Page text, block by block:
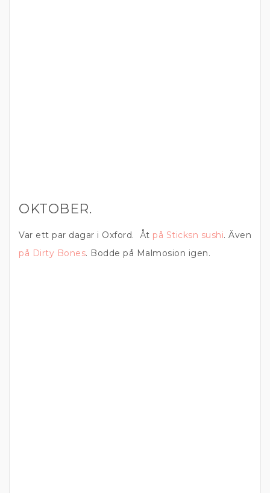
OKTOBER.
Var ett par dagar i Oxford. Åt på Sticksn sushi. Även
på Dirty Bones. Bodde på Malmosion igen.